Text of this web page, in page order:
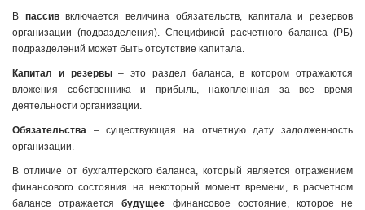
В пассиввключается величина обязательств, капитала и резервов
организации (подразделения). Спецификой расчетного баланса (РБ)
подразделений может быть отсутствие капитала.
Капитал и резервы– это раздел баланса, в котором отражаются
вложения собственника и прибыль, накопленная за все время
деятельности организации.
Обязательства – существующая на отчетную дату задолженность
организации.
В отличие от бухгалтерского баланса, который является отражением
финансового состояния на некоторый момент времени, в расчетном
балансе отражаетсябудущее финансовое состояние, которое не